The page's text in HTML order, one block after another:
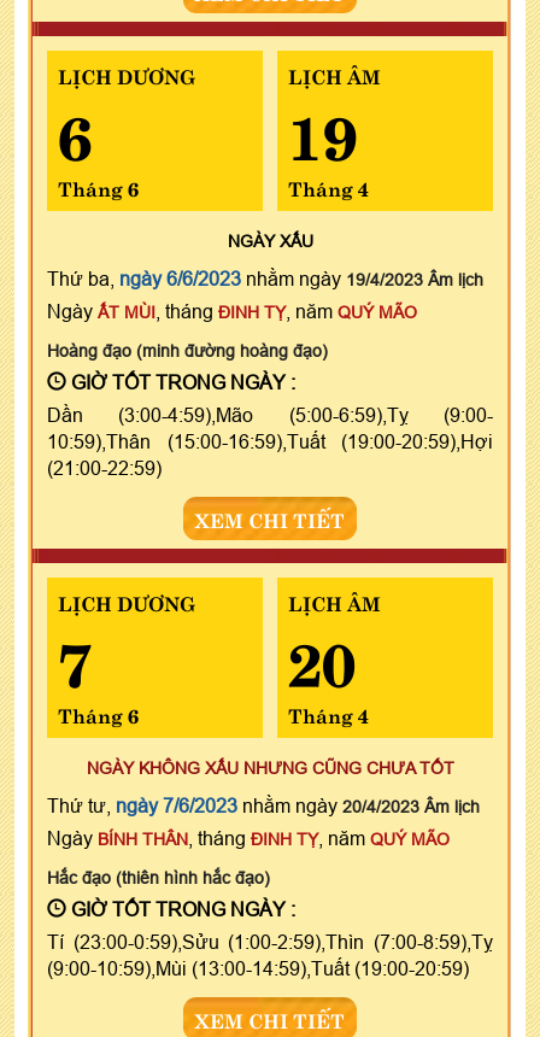
LỊCH DƯƠNG
6
Tháng 6
LỊCH ÂM
19
Tháng 4
NGÀYXẤU
Thứ ba, ngày 6/6/2023 nhằm ngày 19/4/2023 Âm lịch
Ngày ẤT MÙI , tháng ĐINH TỴ, năm QUÝ MÃO
Hoàng đạo (minh đường hoàng đạo)
GIỜ TỐT TRONG NGÀY :
Dần (3:00-4:59),Mão (5:00-6:59),Tỵ (9:00-
10:59),Thân (15:00-16:59),Tuất (19:00-20:59),Hợi
(21:00-22:59)
XEM CHI TIẾT
LỊCH DƯƠNG
7
Tháng 6
LỊCH ÂM
20
Tháng 4
NGÀY KHÔNG XẤU NHƯNG CŨNG CHƯA TỐT
Thứ tư, ngày 7/6/2023 nhằm ngày 20/4/2023 Âm lịch
Ngày BÍNH THÂN , tháng ĐINH TỴ, năm QUÝ MÃO
Hắc đạo (thiên hình hắc đạo)
GIỜ TỐT TRONG NGÀY :
Tí (23:00-0:59),Sửu (1:00-2:59),Thìn (7:00-8:59),Tỵ
(9:00-10:59),Mùi (13:00-14:59),Tuất (19:00-20:59)
XEM CHI TIẾT